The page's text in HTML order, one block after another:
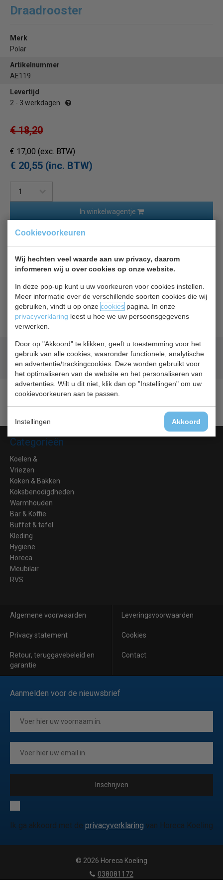
Cookievoorkeuren
Wij hechten veel waarde aan uw privacy, daarom
informeren wij u over cookies op onze website.
In deze pop-up kunt u uw voorkeuren voor cookies instellen.
Meer informatie over de verschillende soorten cookies die wij
gebruiken, vindt u op onzecookiespagina. In onze
privacyverklaring leest u hoe we uw persoonsgegevens
verwerken.
Door op "Akkoord" te klikken, geeft u toestemming voor het
gebruik van alle cookies, waaronder functionele, analytische
en advertentie/trackingcookies. Deze worden gebruikt voor
het optimaliseren van de website en het personaliseren van
advertenties. Wilt u dit niet, klik dan op "Instellingen" om uw
cookievoorkeuren aan te passen.
Instellingen Akkoord
Draadrooster
Merk
Polar
Artikelnummer
AE119
Levertijd
2 - 3 werkdagen
€ 18,20
€ 17,00 (exc. BTW)
€ 20,55 (inc. BTW)
In winkelwagentje
Ofbetaal6,85in 3 termijnen
Terug naar overzicht
Beschrijving Specificaties
Rek Polar 406x316 mm
Geld terugprijsgarantie
Lage prijzen hoge service
Categorieën
Koelen &
Vriezen
Koken & Bakken
Koksbenodigdheden
Warmhouden
Bar & Koffie
Buffet & tafel
Kleding
Hygiene
Horeca
Meubilair
RVS
Algemene voorwaarden Leveringsvoorwaarden
Privacy statement Cookies
Retour, teruggavebeleid en
garantie
Contact
Aanmelden voor de nieuwsbrief
Inschrijven
Ik ga akkoord met de privacyverklaring van Horeca Koeling
© 2026 Horeca Koeling
|
038081172